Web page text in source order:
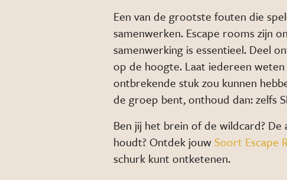
Een van de grootste fouten die
samenwerken. Escape rooms zijn
samenwerking is essentieel. Deel
op de hoogte. Laat iedereen
ontbrekende stuk zou kunnen
de groep bent, onthoud dan: zelfs
Ben jij het brein of de wildcard?
houdt? Ontdek jouw Soort Escape
schurk kunt ontketenen.